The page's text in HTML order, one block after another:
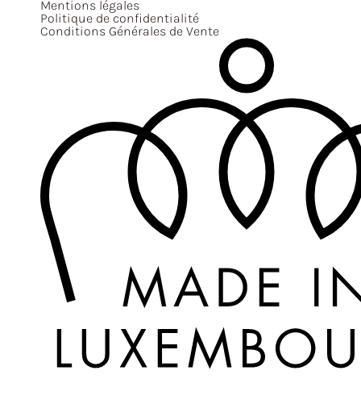
Mentions légales
Politique de confidentialité
Conditions Générales de Vente